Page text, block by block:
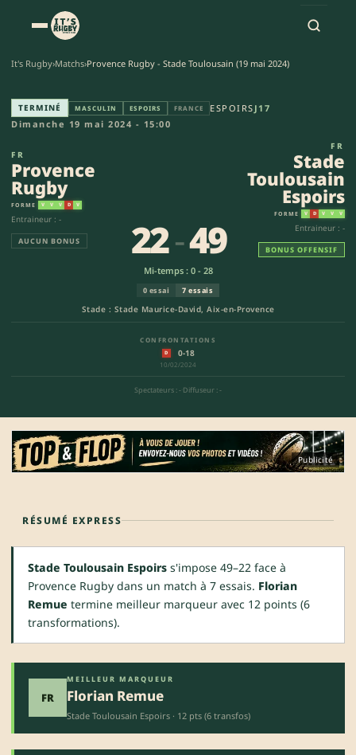
It's Rugby›Matchs›Provence Rugby - Stade Toulousain (19 mai 2024)
Provence Rugby - Stade
TERMINÉ MASCULIN ESPOIRS FRANCE ESPOIRS J17
Dimanche 19 mai 2024 - 15:00
FR
Provence
Rugby
FORME V V V D V
Entraineur : -
AUCUN BONUS
Stade : Stade Maurice-David, Aix-en-Provence
22-49
Mi-temps : 0 - 28
0 essai 7 essais
CONFRONTATIONS
D 0-18
10/02/2024
Spectateurs : - Diffuseur : -
FR
Stade
Toulousain
Espoirs
FORME V D V V V
Entraineur : -
BONUS OFFENSIF
Publicité
RÉSUMÉ EXPRESS
Stade Toulousain Espoirs s'impose 49–22 face à
Provence Rugby dans un match à 7 essais. Florian
Remue termine meilleur marqueur avec 12 points (6
transformations).
FR
MEILLEUR MARQUEUR
Florian Remue
Stade Toulousain Espoirs · 12 pts (6 transfos)